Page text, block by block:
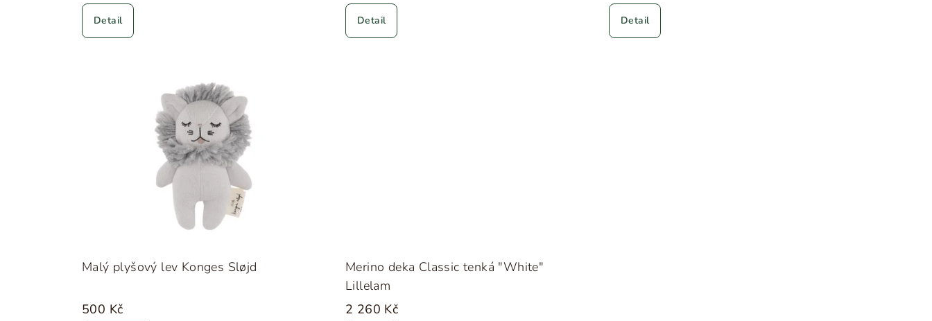
Detail Detail Detail
Malý plyšový lev Konges Sløjd
500 Kč
Merino deka Classic tenká "White"
Lillelam
2 260 Kč